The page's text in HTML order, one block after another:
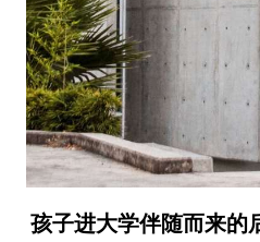
孩子进大学伴随而来的